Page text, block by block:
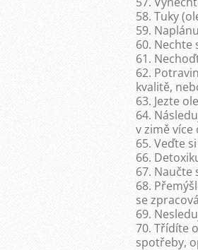
58. Tuky
59.
60. Nechte
61.
62.
kvalitě,
63. Jezte
64.
v zimě
65. Veďte
66.
67. Naučte
68.
se
69.
70. Třídíte
spotřeby,